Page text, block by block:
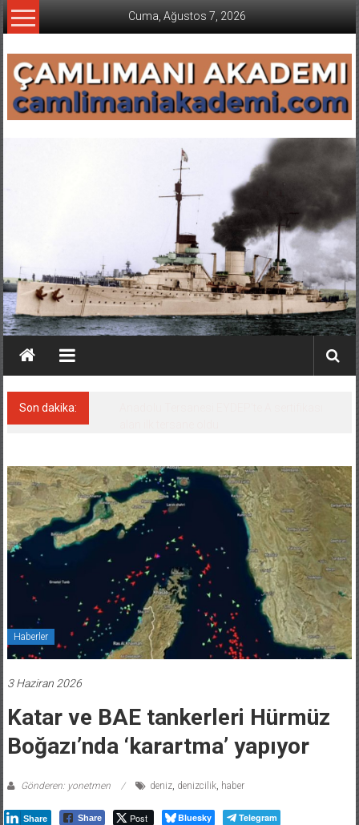
İçeriğe
geç
Cuma, Ağustos 7, 2026
Son dakika:
Haberler
3 Haziran 2026
Katar ve BAE tankerleri Hürmüz
Boğazı’nda ‘karartma’ yapıyor
Gönderen: yonetmen deniz, denizcilik, haber
Share Share Post Bluesky Telegram